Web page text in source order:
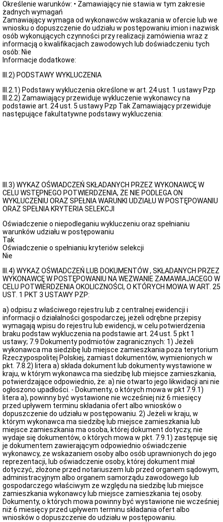
Określenie warunków: • Zamawiający nie stawia w tym zakresie
żadnych wymagań
Zamawiający wymaga od wykonawców wskazania w ofercie lub we
wniosku o dopuszczenie do udziału w postępowaniu imion i nazwisk
osób wykonujących czynności przy realizacji zamówienia wraz z
informacją o kwalifikacjach zawodowych lub doświadczeniu tych
osób: Nie
Informacje dodatkowe:
III.2) PODSTAWY WYKLUCZENIA
III.2.1) Podstawy wykluczenia określone w art. 24 ust. 1 ustawy Pzp
III.2.2) Zamawiający przewiduje wykluczenie wykonawcy na
podstawie art. 24 ust. 5 ustawy Pzp Tak Zamawiający przewiduje
następujące fakultatywne podstawy wykluczenia:
III.3) WYKAZ OŚWIADCZEŃ SKŁADANYCH PRZEZ WYKONAWCĘ W
CELU WSTĘPNEGO POTWIERDZENIA, ŻE NIE PODLEGA ON
WYKLUCZENIU ORAZ SPEŁNIA WARUNKI UDZIAŁU W POSTĘPOWANIU
ORAZ SPEŁNIA KRYTERIA SELEKCJI
Oświadczenie o niepodleganiu wykluczeniu oraz spełnianiu
warunków udziału w postępowaniu
Tak
Oświadczenie o spełnianiu kryteriów selekcji
Nie
III.4) WYKAZ OŚWIADCZEŃ LUB DOKUMENTÓW , SKŁADANYCH PRZEZ
WYKONAWCĘ W POSTĘPOWANIU NA WEZWANIE ZAMAWIAJACEGO W
CELU POTWIERDZENIA OKOLICZNOŚCI, O KTÓRYCH MOWA W ART. 25
UST. 1 PKT 3 USTAWY PZP:
a) odpisu z właściwego rejestru lub z centralnej ewidencji i
informacji o działalności gospodarczej, jeżeli odrębne przepisy
wymagają wpisu do rejestru lub ewidencji, w celu potwierdzenia
braku podstaw wykluczenia na podstawie art. 24 ust. 5 pkt 1
ustawy; 7.9 Dokumenty podmiotów zagranicznych: 1) Jeżeli
wykonawca ma siedzibę lub miejsce zamieszkania poza terytorium
Rzeczypospolitej Polskiej, zamiast dokumentów, wymienionych w
pkt. 7.8.2) litera a) składa dokument lub dokumenty wystawione w
kraju, w którym wykonawca ma siedzibę lub miejsce zamieszkania,
potwierdzające odpowiednio, że: a) nie otwarto jego likwidacji ani nie
ogłoszono upadłości. - Dokumenty, o których mowa w pkt 7.9.1)
litera a), powinny być wystawione nie wcześniej niż 6 miesięcy
przed upływem terminu składania ofert albo wniosków o
dopuszczenie do udziału w postępowaniu. 2) Jeżeli w kraju, w
którym wykonawca ma siedzibę lub miejsce zamieszkania lub
miejsce zamieszkania ma osoba, której dokument dotyczy, nie
wydaje się dokumentów, o których mowa w pkt. 7.9.1) zastępuje się
je dokumentem zawierającym odpowiednio oświadczenie
wykonawcy, ze wskazaniem osoby albo osób uprawnionych do jego
reprezentacji, lub oświadczenie osoby, której dokument miał
dotyczyć, złożone przed notariuszem lub przed organem sądowym,
administracyjnym albo organem samorządu zawodowego lub
gospodarczego właściwym ze względu na siedzibę lub miejsce
zamieszkania wykonawcy lub miejsce zamieszkania tej osoby.
Dokumenty, o których mowa powinny być wystawione nie wcześniej
niż 6 miesięcy przed upływem terminu składania ofert albo
wniosków o dopuszczenie do udziału w postępowaniu.